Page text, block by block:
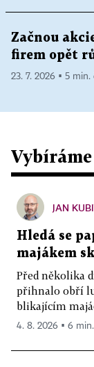
Začnou
firem opět
23. 7. 2026 ▪ 5 min.
JAN
Hledá se
majákem
Před několika
přihnalo obří
blikajícím
4. 8. 2026 ▪ 6